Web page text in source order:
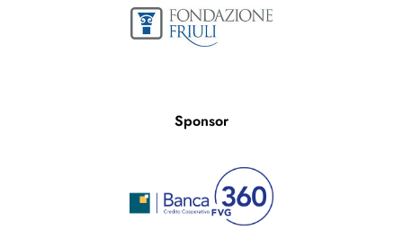
Sponsor